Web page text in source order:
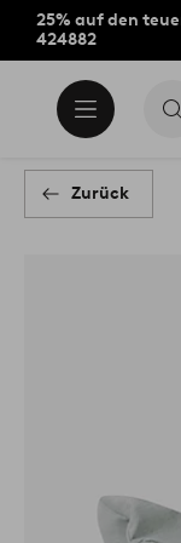
25% auf den
424882
Zurück